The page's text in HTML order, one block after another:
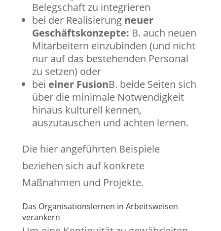
Belegschaft zu integrieren
bei der Realisierung neuer
Geschäftskonzepte: B. auch neuen
Mitarbeitern einzubinden (und nicht
nur auf das bestehenden Personal
zu setzen) oder
bei einer FusionB. beide Seiten sich
über die minimale Notwendigkeit
hinaus kulturell kennen,
auszutauschen und achten lernen.
Die hier angeführten Beispiele
beziehen sich auf konkrete
Maßnahmen und Projekte.
Das Organisationslernen in Arbeitsweisen
verankern